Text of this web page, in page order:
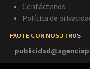
Contáctenos
Política de
PAUTE CON NOSOTROS